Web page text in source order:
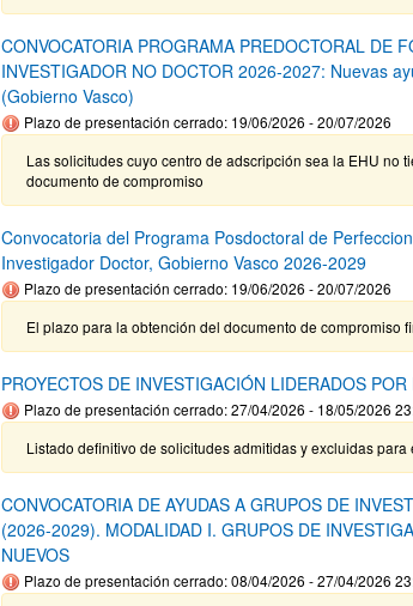
CONVOCATORIA PROGRAMA PREDOCTORAL DE
INVESTIGADOR NO DOCTOR 2026-2027: Nuevas
(Gobierno Vasco)
Plazo de presentación cerrado: 19/06/2026 - 20/07/2026
Las solicitudes cuyo centro de adscripción sea la EHU no
documento de compromiso
Convocatoria del Programa Posdoctoral de
Investigador Doctor, Gobierno Vasco 2026-2029
Plazo de presentación cerrado: 19/06/2026 - 20/07/2026
El plazo para la obtención del documento de compromiso
PROYECTOS DE INVESTIGACIÓN LIDERADOS
Plazo de presentación cerrado: 27/04/2026 - 18/05/2026
Listado definitivo de solicitudes admitidas y excluidas
CONVOCATORIA DE AYUDAS A GRUPOS DE
(2026-2029). MODALIDAD I. GRUPOS DE
NUEVOS
Plazo de presentación cerrado: 08/04/2026 - 27/04/2026